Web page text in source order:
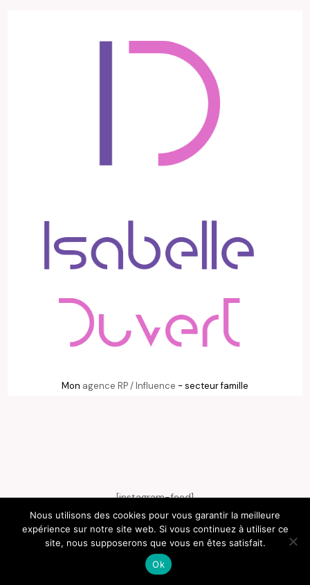
Mon agence RP / Influence - secteur famille
[instagram-feed]
@MAMANPARISEZABEL
Nous utilisons des cookies pour vous garantir la meilleure
expérience sur notre site web. Si vous continuez à utiliser ce
site, nous supposerons que vous en êtes satisfait.
Ok